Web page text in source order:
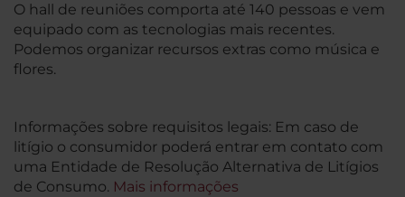
O hall de reuniões comporta até 140 pessoas e vem
equipado com as tecnologias mais recentes.
Podemos organizar recursos extras como música e
flores.
Informações sobre requisitos legais: Em caso de
litígio o consumidor poderá entrar em contato com
uma Entidade de Resolução Alternativa de Litígios
de Consumo. Mais informações